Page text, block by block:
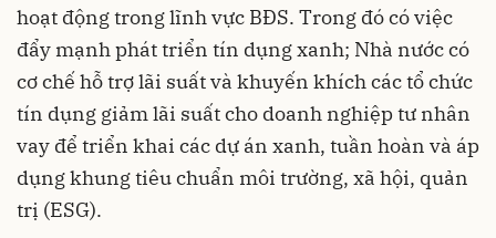
hoạt động trong lĩnh vực BĐS. Trong đó có việc
đẩy mạnh phát triển tín dụng xanh; Nhà nước có
cơ chế hỗ trợ lãi suất và khuyến khích các tổ chức
tín dụng giảm lãi suất cho doanh nghiệp tư nhân
vay để triển khai các dự án xanh, tuần hoàn và áp
dụng khung tiêu chuẩn môi trường, xã hội, quản
trị (ESG).